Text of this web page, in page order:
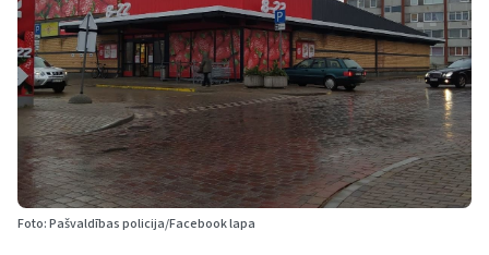
Foto: Pašvaldības policija/Facebook lapa